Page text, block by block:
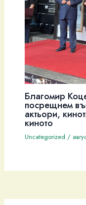
Благомир
посрещнем
актьори,
киното
Uncategorized /